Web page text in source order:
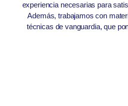
experiencia necesarias para
Además, trabajamos con
técnicas de vanguardia, que